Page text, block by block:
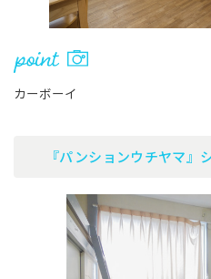
カーボーイ
『パンションウチヤマ』